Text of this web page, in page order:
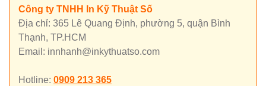
Công ty TNHH In Kỹ Thuật Số
Địa chỉ: 365 Lê Quang Định, phường 5, quận Bình
Thạnh, TP.HCM
Email: innhanh@inkythuatso.com
Hotline: 0909 213 365